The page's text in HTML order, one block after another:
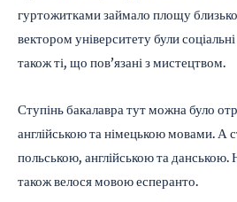
гуртожитками займало площу
вектором університету були
також ті, що пов’язані з мистецтвом.
Ступінь бакалавра тут можна було
англійською та німецькою мовами. А
польською, англійською та данською.
також велося мовою есперанто.